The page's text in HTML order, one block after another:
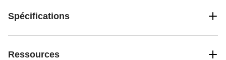
Spécifications
Ressources